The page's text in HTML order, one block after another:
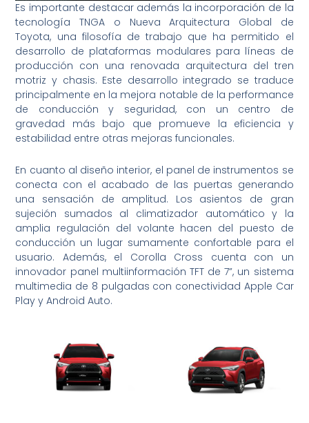
Es importante destacar además la incorporación de la
tecnología TNGA o Nueva Arquitectura Global de
Toyota, una filosofía de trabajo que ha permitido el
desarrollo de plataformas modulares para líneas de
producción con una renovada arquitectura del tren
motriz y chasis. Este desarrollo integrado se traduce
principalmente en la mejora notable de la performance
de conducción y seguridad, con un centro de
gravedad más bajo que promueve la eficiencia y
estabilidad entre otras mejoras funcionales.
En cuanto al diseño interior, el panel de instrumentos se
conecta con el acabado de las puertas generando
una sensación de amplitud. Los asientos de gran
sujeción sumados al climatizador automático y la
amplia regulación del volante hacen del puesto de
conducción un lugar sumamente confortable para el
usuario. Además, el Corolla Cross cuenta con un
innovador panel multiinformación TFT de 7”, un sistema
multimedia de 8 pulgadas con conectividad Apple Car
Play y Android Auto.